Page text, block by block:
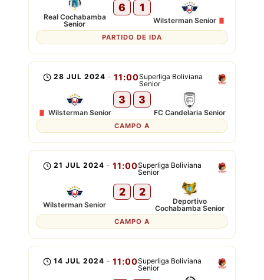
Real Cochabamba
Senior
6 1
Wilsterman Senior
PARTIDO DE IDA
Superliga Boliviana
Senior
28 JUL 2024 - 11:00
Wilsterman Senior
3 3
FC Candelaria Senior
CAMPO A
Superliga Boliviana
Senior
21 JUL 2024 - 11:00
Wilsterman Senior
2 2
Deportivo
Cochabamba Senior
CAMPO A
Superliga Boliviana
Senior
14 JUL 2024 - 11:00